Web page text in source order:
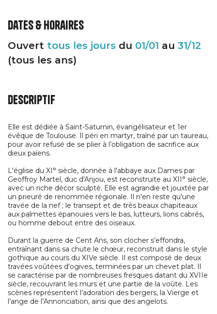
Dates & horaires
Ouvert tous les jours du 01/01 au 31/12
(tous les ans)
Descriptif
Elle est dédiée à Saint-Saturnin, évangélisateur et 1er
évêque de Toulouse. Il péri en martyr, traîné par un taureau,
pour avoir refusé de se plier à l’obligation de sacrifice aux
dieux païens.
L'église du XI° siècle, donnée à l'abbaye aux Dames par
Geoffroy Martel, duc d'Anjou, est reconstruite au XII° siècle,
avec un riche décor sculpté. Elle est agrandie et jouxtée par
un prieuré de renommée régionale. Il n'en reste qu'une
travée de la nef ; le transept et de très beaux chapiteaux
aux palmettes épanouies vers le bas, lutteurs, lions cabrés,
ou homme debout entre des oiseaux.
Durant la guerre de Cent Ans, son clocher s’effondra,
entraînant dans sa chute le chœur, reconstruit dans le style
gothique au cours du XIVe siècle. Il est composé de deux
travées voûtées d'ogives, terminées par un chevet plat. Il
se caractérise par de nombreuses fresques datant du XVIIe
siècle, recouvrant les murs et une partie de la voûte. Les
scènes représentent l’adoration des bergers, la Vierge et
l’ange de l’Annonciation, ainsi que des angelots.